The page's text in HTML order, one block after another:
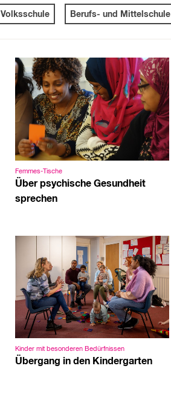
Volksschule Berufs- und Mittelschule
Femmes-Tische
Über psychische Gesundheit
sprechen
Kinder mit besonderen Bedürfnissen
Übergang in den Kindergarten